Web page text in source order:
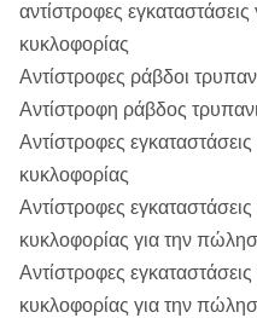
Βάρος 3.0m 75kg.
Βάρος 6.0m 120kg.
αντίστροφες
κυκλοφορίας
Αντίστροφες ράβδοι
Αντίστροφη ράβδος
Αντίστροφες
κυκλοφορίας
Αντίστροφες
κυκλοφορίας για την
Αντίστροφες
κυκλοφορίας για την